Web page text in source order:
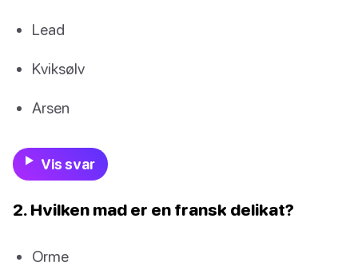
Lead
Kviksølv
Arsen
Vis svar
2. Hvilken mad er en fransk delikat?
Orme